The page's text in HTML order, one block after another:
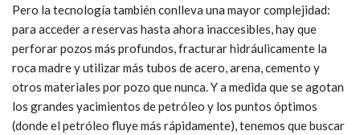
Pero la tecnología también conlleva una mayor complejidad:
para acceder a reservas hasta ahora inaccesibles, hay que
perforar pozos más profundos, fracturar hidráulicamente la
roca madre y utilizar más tubos de acero, arena, cemento y
otros materiales por pozo que nunca. Y a medida que se agotan
los grandes yacimientos de petróleo y los puntos óptimos
(donde el petróleo fluye más rápidamente), tenemos que buscar